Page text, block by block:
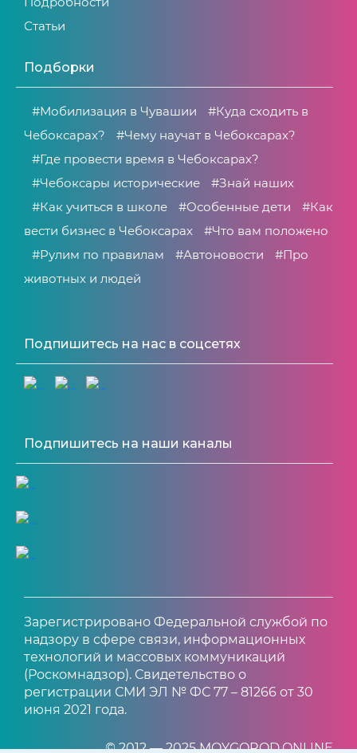
Статьи
Подборки
#Мобилизация в Чувашии
#Куда сходить в
Чебоксарах?
#Чему научат в Чебоксарах?
#Где провести время в Чебоксарах?
#Чебоксары исторические
#Знай наших
#Как учиться в школе
#Особенные дети
#Как
вести бизнес в Чебоксарах
#Что вам положено
#Рулим по правилам
#Автоновости
#Про
животных и людей
Подпишитесь на нас в соцсетях
Подпишитесь на наши каналы
Зарегистрировано Федеральной службой по
надзору в сфере связи, информационных
технологий и массовых коммуникаций
(Роскомнадзор). Свидетельство о
регистрации СМИ ЭЛ № ФС 77 – 81266 от 30
июня 2021 года.
© 2012 — 2025 MOYGOROD.ONLINE